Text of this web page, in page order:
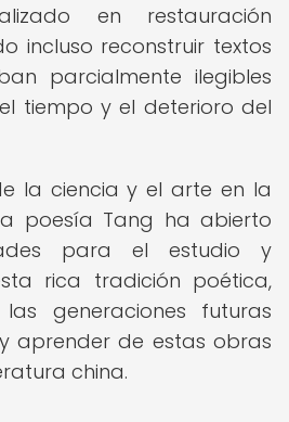
en restauración
incluso reconstruir textos
parcialmente ilegibles
tiempo y el deterioro del
la ciencia y el arte en la
poesía Tang ha abierto
para el estudio y
rica tradición poética,
generaciones futuras
aprender de estas obras
china.